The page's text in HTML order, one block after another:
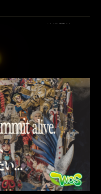
オンライン放送開始しま
開されました。
公開されました。
ォームを開設しました。（こ
動できます。）
ました。
2020 ONLINE トレーラー」
ルで公開しました。
オンラインの公式サイト